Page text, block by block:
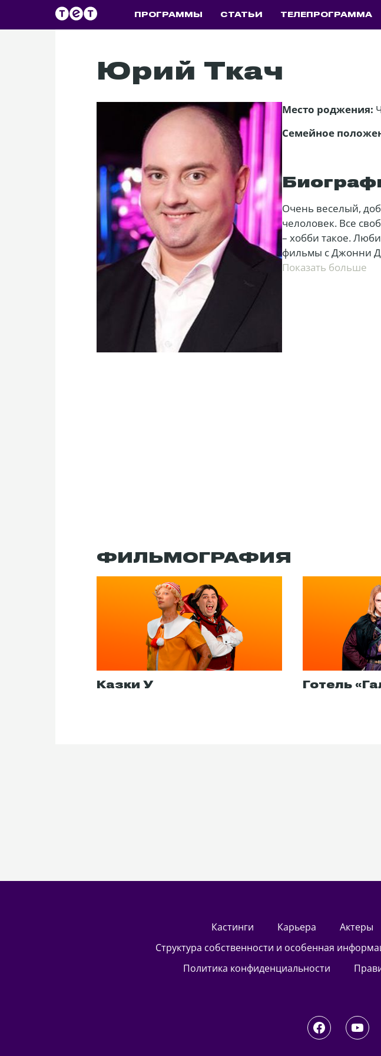
ПРОГРАММЫ СТАТЬИ ТЕЛЕПРОГРАММА
Юрий Ткач
Место роджения:
Семейное
Очень веселый,
челоловек. Все
– хобби такое.
фильмы с Джонни
показать больше
ФИЛЬМОГРАФИЯ
Казки У Готель
кастинги Карьера актеры
Структура собственности и особенная
Политика конфиденциальности